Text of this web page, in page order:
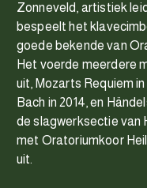
Zonneveld, artistiek
bespeelt het
goede bekende van
Het voerde meerdere
uit, Mozarts Requiem
Bach in 2014, en
de slagwerksectie van
met Oratoriumkoor
uit.